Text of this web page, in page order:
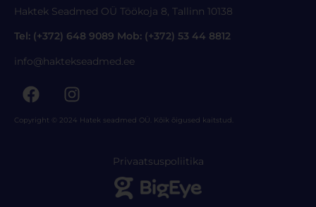
Haktek Seadmed OÜ Töökoja 8, Tallinn 10138
Tel: (+372) 648 9089 Mob: (+372) 53 44 8812
info@haktekseadmed.ee
Copyright © 2024 Hatek seadmed OÜ. Kõik õigused kaitstud.
Privaatsuspoliitika